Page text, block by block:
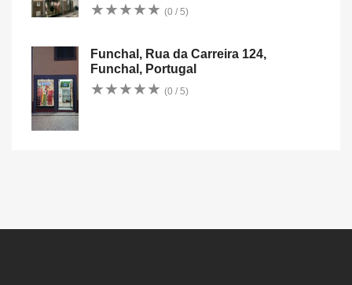
★★★★★
★★★★★ (0 / 5)
Funchal, Rua da Carreira 124,
Funchal, Portugal
★★★★★
★★★★★ (0 / 5)